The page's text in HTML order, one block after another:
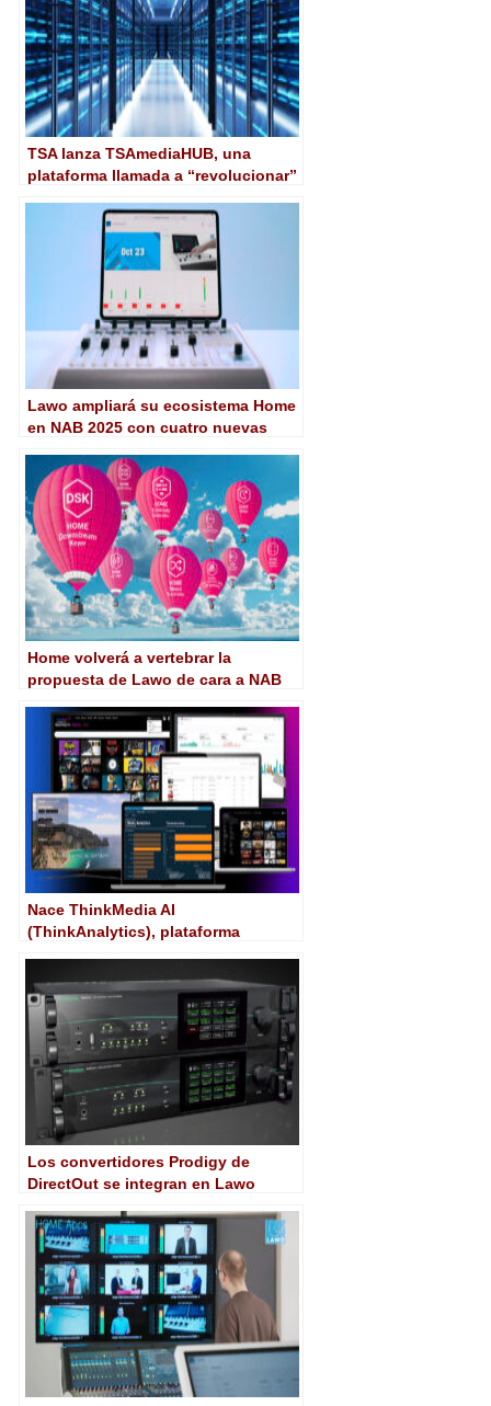
TSA lanza TSAmediaHUB, una
plataforma llamada a “revolucionar”
contenidos
Lawo ampliará su ecosistema Home
en NAB 2025 con cuatro nuevas
Home volverá a vertebrar la
propuesta de Lawo de cara a NAB
Nace ThinkMedia AI
(ThinkAnalytics), plataforma
monetización y publicidad
Los convertidores Prodigy de
DirectOut se integran en Lawo